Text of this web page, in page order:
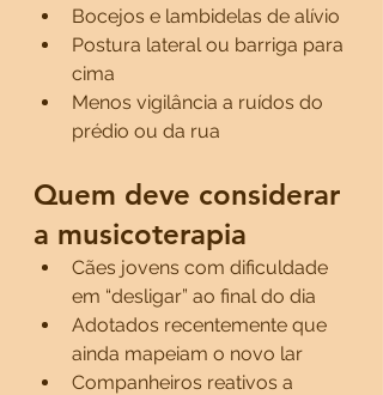
Bocejos e lambidelas de alívio
Postura lateral ou barriga para
cima
Menos vigilância a ruídos do
prédio ou da rua
Quem deve considerar
a musicoterapia
Cães jovens com dificuldade
em “desligar” ao final do dia
Adotados recentemente que
ainda mapeiam o novo lar
Companheiros reativos a